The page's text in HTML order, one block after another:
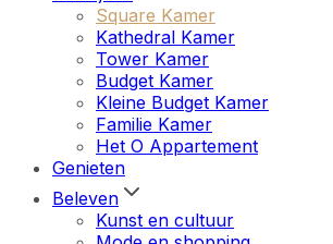
Square Kamer
Kathedral Kamer
Tower Kamer
Budget Kamer
Kleine Budget Kamer
Familie Kamer
Het O Appartement
Genieten
Beleven
Kunst en cultuur